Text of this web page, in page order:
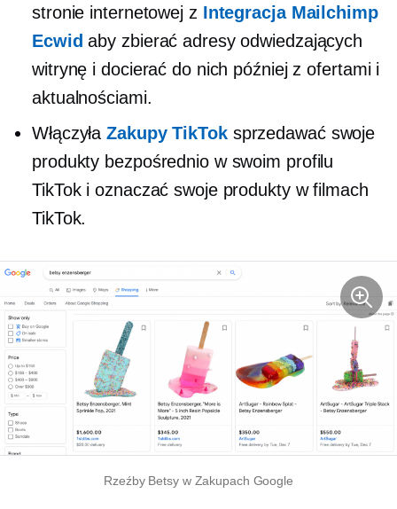
stronie internetowej z Integracja Mailchimp
Ecwid aby zbierać adresy odwiedzających
witrynę i docierać do nich później z ofertami i
aktualnościami.
WłączyłaZakupy TikToksprzedawać swoje
produkty bezpośrednio w swoim profilu
TikTok i oznaczać swoje produkty w filmach
TikTok.
Rzeźby Betsy w Zakupach Google